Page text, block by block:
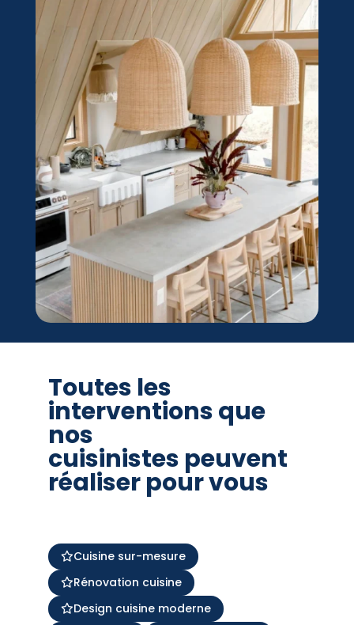
Toutes les
interventions que
nos
cuisinistes peuvent
réaliser pour vous
Cuisine sur-mesure
Rénovation cuisine
Design cuisine moderne